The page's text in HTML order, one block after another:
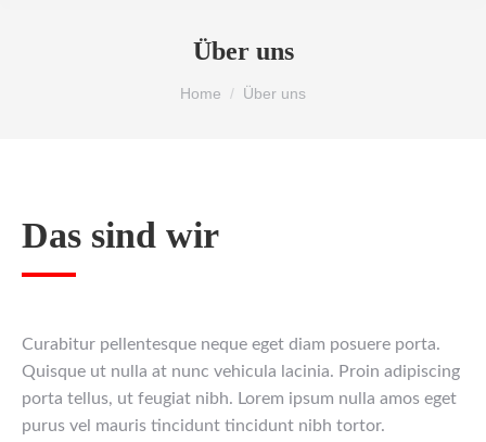
Über uns
You are here:
Home Über uns
Das sind wir
Curabitur pellentesque neque eget diam posuere porta.
Quisque ut nulla at nunc vehicula lacinia. Proin adipiscing
porta tellus, ut feugiat nibh. Lorem ipsum nulla amos eget
purus vel mauris tincidunt tincidunt nibh tortor.